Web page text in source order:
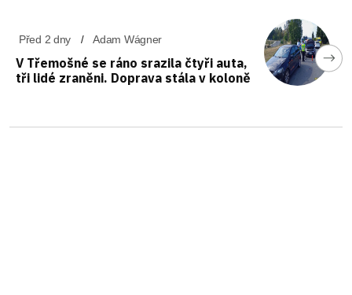
Před 2 dny Adam Wágner
V Třemošné se ráno srazila čtyři auta,
tři lidé zraněni. Doprava stála v koloně